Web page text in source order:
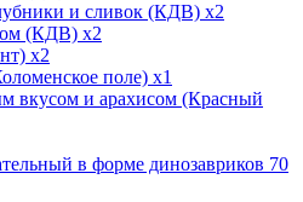
x2
x2
x2
x1